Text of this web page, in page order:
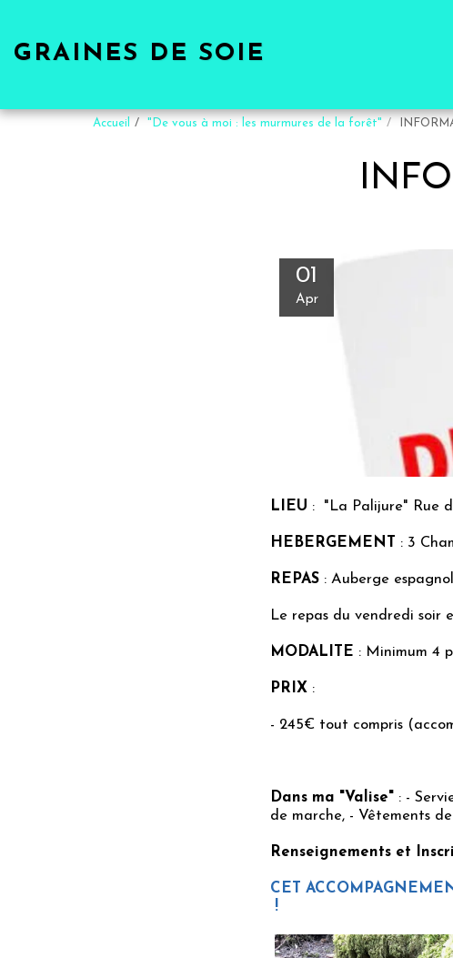
GRAINES DE SOIE
Accueil "De vous à moi : les murmures de la forêt"
01
Apr
LIEU : "La Palijure" Rue
HEBERGEMENT : 3
REPAS : Auberge
Le repas du vendredi soir
MODALITE : Minimum 4
PRIX :
- 245€ tout compris
Dans ma "Valise" : -
de marche, - Vêtements
Renseignements et
CET
!